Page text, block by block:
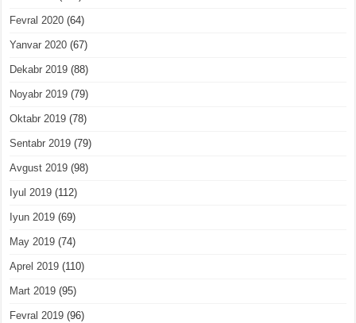
Fevral 2020 (64)
Yanvar 2020 (67)
Dekabr 2019 (88)
Noyabr 2019 (79)
Oktabr 2019 (78)
Sentabr 2019 (79)
Avgust 2019 (98)
Iyul 2019 (112)
Iyun 2019 (69)
May 2019 (74)
Aprel 2019 (110)
Mart 2019 (95)
Fevral 2019 (96)